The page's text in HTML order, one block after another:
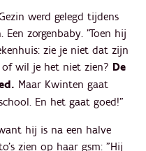
werd gelegd tijdens
zorgenbaby. "Toen hij
zie je niet dat zijn
wil je het niet zien? De
Maar Kwinten gaat
En het gaat goed!"
hij is na een halve
zien op haar gsm: "Hij